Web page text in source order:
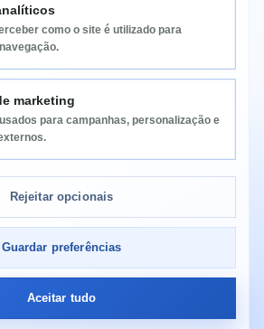
da Loja
como o site é utilizado para
marketing
para campanhas, personalização e
Rejeitar opcionais
Guardar preferências
Aceitar tudo